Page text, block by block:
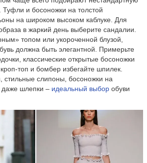
Туфли и босоножки на толстой
на широком высоком каблуке. Для
в жаркий день выберите сандалии.
топом или укороченной блузой,
должна быть элегантной. Примерьте
классические открытые босоножки
топ и бомбер избегайте шпилек.
стильные слипоны, босоножки на
даже шлепки – идеальный выбор обуви